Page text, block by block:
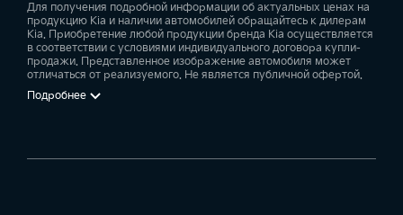
Для получения подробной информации об актуальных ценах на
продукцию Kia и наличии автомобилей обращайтесь к дилерам
Kia. Приобретение любой продукции бренда Kia осуществляется
в соответствии с условиями индивидуального договора купли-
продажи. Представленное изображение автомобиля может
отличаться от реализуемого. Не является публичной офертой.
Подробнее